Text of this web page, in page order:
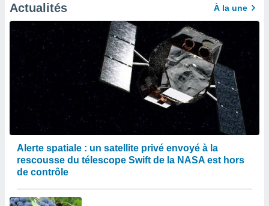
Actualités À la une
Alerte spatiale : un satellite privé envoyé à la
rescousse du télescope Swift de la NASA est hors
de contrôle